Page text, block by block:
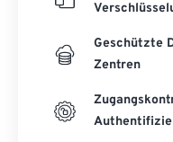
Geschützte
Zentren